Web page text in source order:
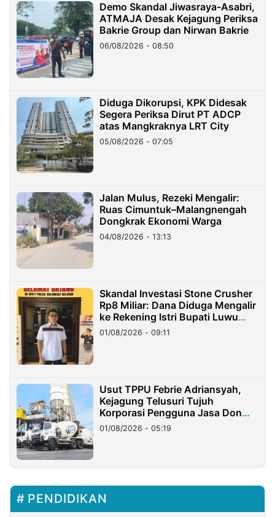
Demo Skandal Jiwasraya-Asabri,
ATMAJA Desak Kejagung Periksa
Bakrie Group dan Nirwan Bakrie
06/08/2026 - 08:50
Diduga Dikorupsi, KPK Didesak
Segera Periksa Dirut PT ADCP
atas Mangkraknya LRT City
05/08/2026 - 07:05
Jalan Mulus, Rezeki Mengalir:
Ruas Cimuntuk–Malangnengah
Dongkrak Ekonomi Warga
04/08/2026 - 13:13
Skandal Investasi Stone Crusher
Rp8 Miliar: Dana Diduga Mengalir
ke Rekening Istri Bupati Luwu
Timur
01/08/2026 - 09:11
Usut TPPU Febrie Adriansyah,
Kejagung Telusuri Tujuh
Korporasi Pengguna Jasa Don
Ritto
01/08/2026 - 05:19
PENDIDIKAN